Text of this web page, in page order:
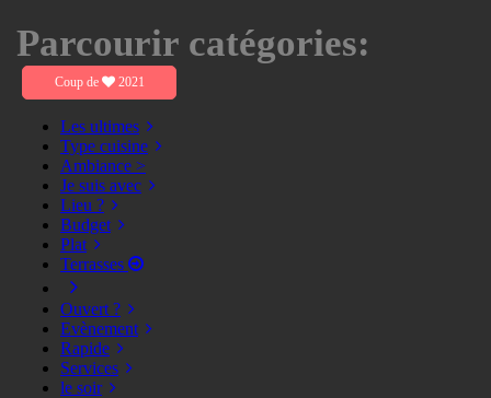
Parcourir catégories:
Coup de 2021
Les ultimes
Type cuisine
Ambiance >
Je suis avec
Lieu ?
Budget
Plat
Terrasses
Ouvert ?
Evènement
Rapide
Services
le soir